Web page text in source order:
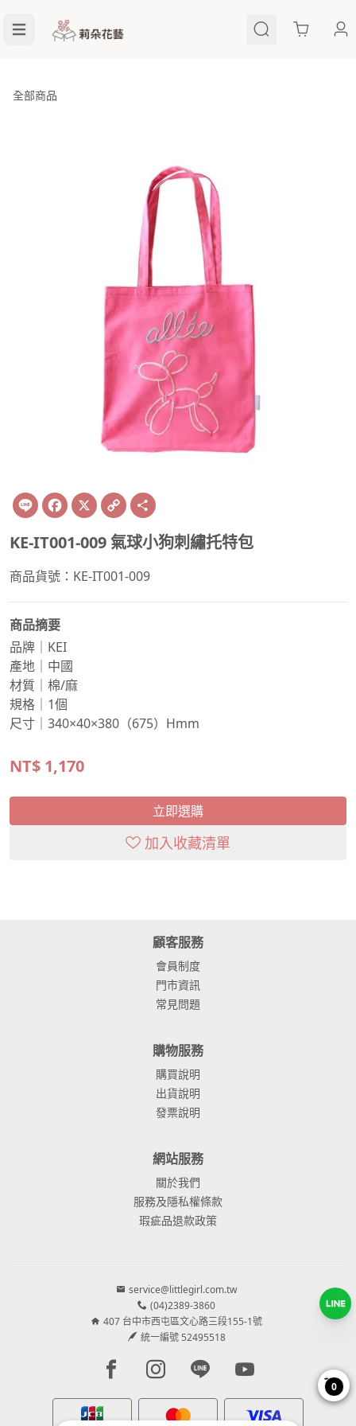
Cart
全部商品
Line Facebook
X Copy
Link
KE-IT001-009 氣球小狗刺繡托特包
商品貨號：KE-IT001-009
商品摘要
品牌｜KEI
產地｜中國
材質｜棉/麻
規格｜1個
尺寸｜340×40×380（675）Hmm
NT$ 1,170
立即選購
加入收藏清單
顧客服務
會員制度
門市資訊
常見問題
購物服務
購買說明
出貨說明
發票說明
網站服務
關於我們
服務及隱私權條款
瑕疵品退款政策
service@littlegirl.com.tw
(04)2389-3860
407 台中市西屯區文心路三段155-1號
統一編號 52495518
Facebook page
Instagram page
Line pageYoutube page
0